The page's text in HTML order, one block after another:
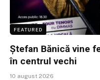
FEATURED
Ștefan Bănică vine
în centrul vechi
10 august 2026